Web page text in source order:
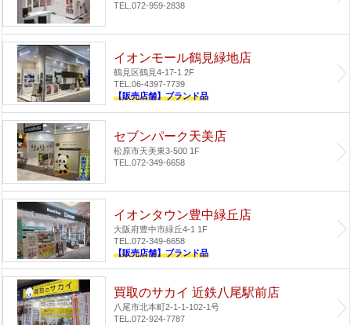
TEL.072-959-2838
イオンモール鶴見緑地店
鶴見区鶴見4-17-1 2F
TEL.06-4397-7739
【販売店舗】ブランド品
セブンパーク天美店
松原市天美東3-500 1F
TEL.072-349-6658
イオンタウン豊中緑丘店
大阪府豊中市緑丘4-1 1F
TEL.072-349-6658
【販売店舗】ブランド品
買取のサカイ 近鉄八尾駅前店
八尾市北本町2-1-1-102-1号
TEL.072-924-7787